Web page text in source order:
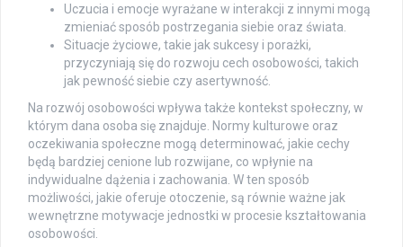
Uczucia i emocje wyrażane w interakcji z innymi mogą
zmieniać sposób postrzegania siebie oraz świata.
Situacje życiowe, takie jak sukcesy i porażki,
przyczyniają się do rozwoju cech osobowości, takich
jak pewność siebie czy asertywność.
Na rozwój osobowości wpływa także kontekst społeczny, w
którym dana osoba się znajduje. Normy kulturowe oraz
oczekiwania społeczne mogą determinować, jakie cechy
będą bardziej cenione lub rozwijane, co wpłynie na
indywidualne dążenia i zachowania. W ten sposób
możliwości, jakie oferuje otoczenie, są równie ważne jak
wewnętrzne motywacje jednostki w procesie kształtowania
osobowości.